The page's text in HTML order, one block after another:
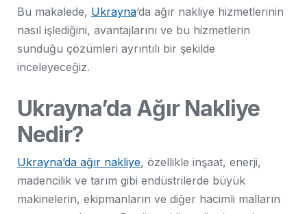
Bu makalede, Ukrayna‘da ağır nakliye hizmetlerinin
nasıl işlediğini, avantajlarını ve bu hizmetlerin
sunduğu çözümleri ayrıntılı bir şekilde
inceleyeceğiz.
Ukrayna’da Ağır Nakliye
Nedir?
Ukrayna’da ağır nakliye, özellikle inşaat, enerji,
madencilik ve tarım gibi endüstrilerde büyük
makinelerin, ekipmanların ve diğer hacimli malların